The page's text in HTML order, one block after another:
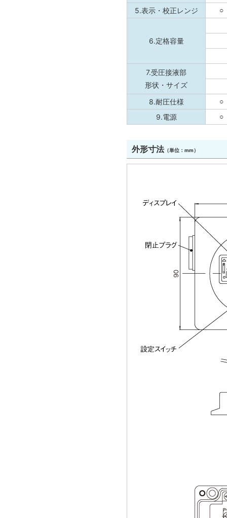
5.表示・校正レンジ ○
6.定格容量
7.受圧接液部
形状・サイズ
8.耐圧仕様
○
9.電源 ○
外形寸法（単位：mm）